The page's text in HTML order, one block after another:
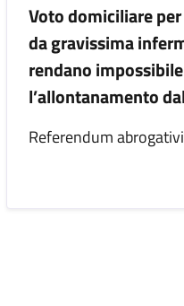
Voto domiciliare
da gravissima
rendano impossibile
l’allontanamento
Referendum